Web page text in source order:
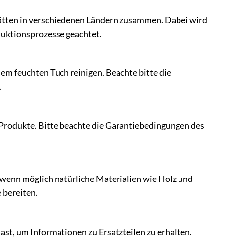
in verschiedenen Ländern zusammen. Dabei wird
geachtet.
feuchten Tuch reinigen. Beachte bitte die
Bitte beachte die Garantiebedingungen des
möglich natürliche Materialien wie Holz und
bereiten.
um Informationen zu Ersatzteilen zu erhalten.